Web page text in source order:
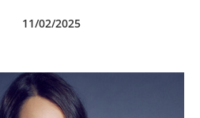
11/02/2025